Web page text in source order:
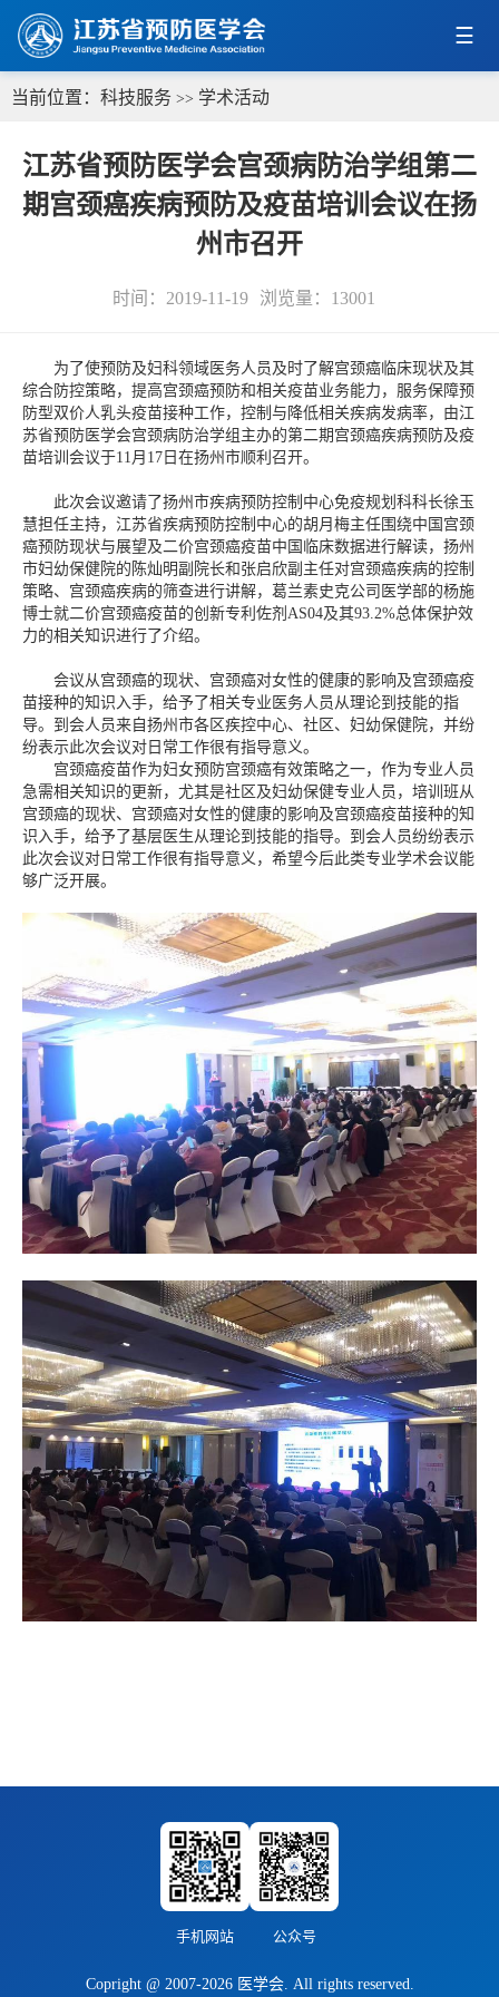
当前位置： 科技服务 >> 学术活动
江苏省预防医学会宫颈病防治学组第二
期宫颈癌疾病预防及疫苗培训会议在扬
州市召开
时间：2019-11-19 浏览量： 13001
为了使预防及妇科领域医务人员及时了解宫颈癌临床现状及其
综合防控策略，提高宫颈癌预防和相关疫苗业务能力，服务保障预
防型双价人乳头疫苗接种工作，控制与降低相关疾病发病率，由江
苏省预防医学会宫颈病防治学组主办的第二期宫颈癌疾病预防及疫
苗培训会议于11月17日在扬州市顺利召开。
此次会议邀请了扬州市疾病预防控制中心免疫规划科科长徐玉
慧担任主持，江苏省疾病预防控制中心的胡月梅主任围绕中国宫颈
癌预防现状与展望及二价宫颈癌疫苗中国临床数据进行解读，扬州
市妇幼保健院的陈灿明副院长和张启欣副主任对宫颈癌疾病的控制
策略、宫颈癌疾病的筛查进行讲解，葛兰素史克公司医学部的杨施
博士就二价宫颈癌疫苗的创新专利佐剂AS04及其93.2%总体保护效
力的相关知识进行了介绍。
会议从宫颈癌的现状、宫颈癌对女性的健康的影响及宫颈癌疫
苗接种的知识入手，给予了相关专业医务人员从理论到技能的指
导。到会人员来自扬州市各区疾控中心、社区、妇幼保健院，并纷
纷表示此次会议对日常工作很有指导意义。
宫颈癌疫苗作为妇女预防宫颈癌有效策略之一，作为专业人员
急需相关知识的更新，尤其是社区及妇幼保健专业人员，培训班从
宫颈癌的现状、宫颈癌对女性的健康的影响及宫颈癌疫苗接种的知
识入手，给予了基层医生从理论到技能的指导。到会人员纷纷表示
此次会议对日常工作很有指导意义，希望今后此类专业学术会议能
够广泛开展。
手机网站 公众号
Copright @ 2007-2026 医学会. All rights reserved.